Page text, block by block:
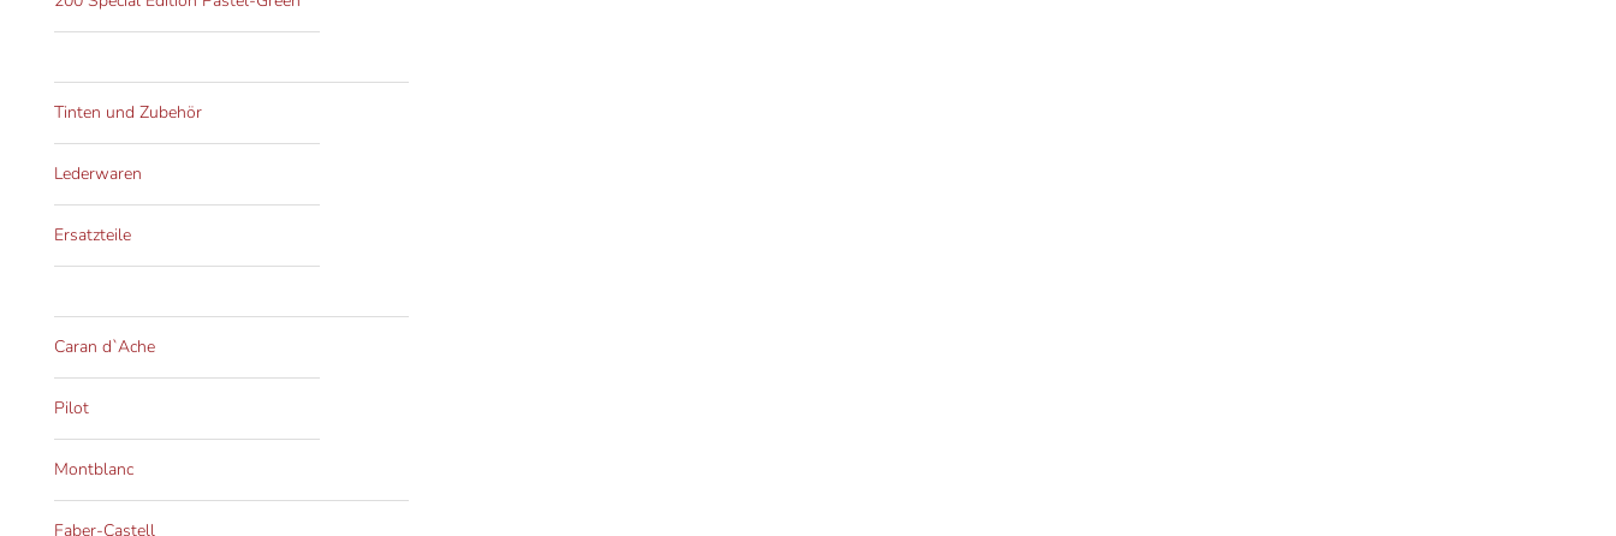
Tinten und Zubehör
Lederwaren
Ersatzteile
Caran d`Ache
Pilot
Montblanc
Faber-Castell